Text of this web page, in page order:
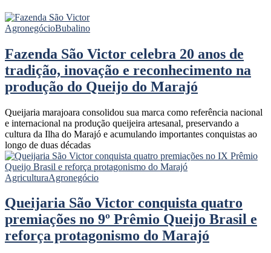
AgronegócioBubalino
Fazenda São Victor celebra 20 anos de
tradição, inovação e reconhecimento na
produção do Queijo do Marajó
Queijaria marajoara consolidou sua marca como referência nacional
e internacional na produção queijeira artesanal, preservando a
cultura da Ilha do Marajó e acumulando importantes conquistas ao
longo de duas décadas
AgriculturaAgronegócio
Queijaria São Victor conquista quatro
premiações no 9º Prêmio Queijo Brasil e
reforça protagonismo do Marajó